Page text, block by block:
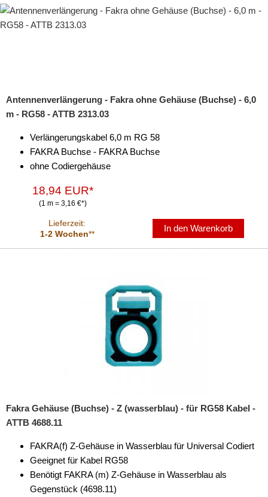
Antennenverlängerung - Fakra ohne Gehäuse (Buchse) - 6,0
m - RG58 - ATTB 2313.03
Verlängerungskabel 6,0 m RG 58
FAKRA Buchse - FAKRA Buchse
ohne Codiergehäuse
18,94 EUR*
(1 m = 3,16 €*)
Lieferzeit:
1-2 Wochen**
In den Warenkorb
Fakra Gehäuse (Buchse) - Z (wasserblau) - für RG58 Kabel -
ATTB 4688.11
FAKRA(f) Z-Gehäuse in Wasserblau für Universal Codiert
Geeignet für Kabel RG58
Benötigt FAKRA (m) Z-Gehäuse in Wasserblau als
Gegenstück (4698.11)